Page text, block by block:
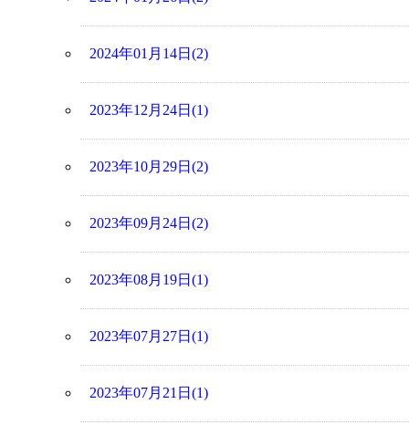
2024年01月14日(2)
2023年12月24日(1)
2023年10月29日(2)
2023年09月24日(2)
2023年08月19日(1)
2023年07月27日(1)
2023年07月21日(1)